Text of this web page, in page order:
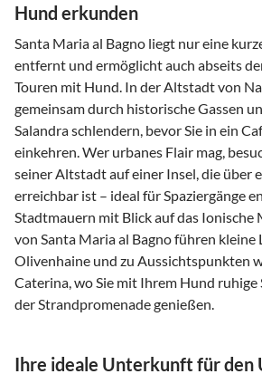
Hund erkunden
Santa Maria al Bagno liegt nur eine
entfernt und ermöglicht auch abseits
Touren mit Hund. In der Altstadt von
gemeinsam durch historische Gassen
Salandra schlendern, bevor Sie in ein
einkehren. Wer urbanes Flair mag,
seiner Altstadt auf einer Insel, die über
erreichbar ist – ideal für Spaziergänge
Stadtmauern mit Blick auf das Ionische
von Santa Maria al Bagno führen
Olivenhaine und zu Aussichtspunkten
Caterina, wo Sie mit Ihrem Hund ruhige
der Strandpromenade genießen.
Ihre ideale Unterkunft für den